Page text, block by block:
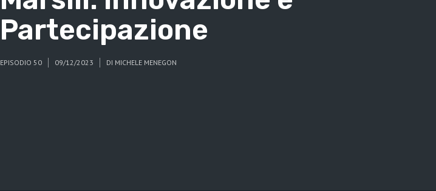
Partecipazione
EPISODIO 50 09/12/2023 DI MICHELE MENEGON